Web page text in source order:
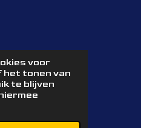
voor
het tonen van
te blijven